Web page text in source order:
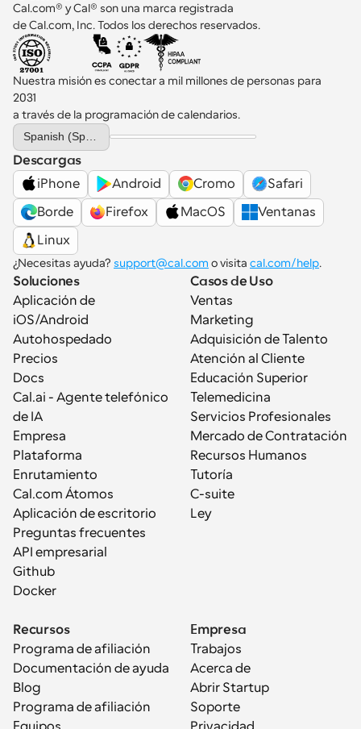
Cal.com® y Cal® son una marca registrada
de Cal.com, Inc. Todos los derechos reservados.
Nuestra misión es conectar a mil millones de personas para
2031
a través de la programación de calendarios.
Select Language
Descargas
iPhone
Android Cromo
Safari
Borde
Firefox MacOS
Ventanas
Linux
¿Necesitas ayuda? support@cal.com o visita cal.com/help.
Soluciones
Aplicación de
iOS/Android
Autohospedado
Precios
Docs
Cal.ai - Agente telefónico
de IA
Empresa
Plataforma
Enrutamiento
Cal.com Átomos
Aplicación de escritorio
Preguntas frecuentes
API empresarial
Github
Docker
Casos de Uso
Ventas
Marketing
Adquisición de Talento
Atención al Cliente
Educación Superior
Telemedicina
Servicios Profesionales
Mercado de Contratación
Recursos Humanos
Tutoría
C-suite
Ley
Recursos
Programa de afiliación
Documentación de ayuda
Blog
Programa de afiliación
Empresa
Trabajos
Acerca de
Abrir Startup
Soporte